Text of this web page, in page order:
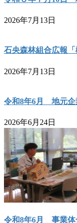
2026年7月13日
石央森林組合広報
2026年7月13日
令和8年6月 地元企
2026年6月24日
令和8年6月 事業体